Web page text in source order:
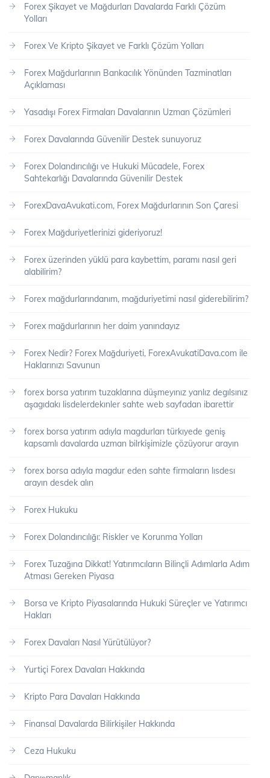
Forex Şikayet ve Mağdurları Davalarda Farklı Çözüm
Yolları
Forex Ve Kripto Şikayet ve Farklı Çözüm Yolları
Forex Mağdurlarının Bankacılık Yönünden Tazminatları
Açıklaması
Yasadışı Forex Firmaları Davalarının Uzman Çözümleri
Forex Davalarında Güvenilir Destek sunuyoruz
Forex Dolandırıcılığı ve Hukuki Mücadele, Forex
Sahtekarlığı Davalarında Güvenilir Destek
ForexDavaAvukati.com, Forex Mağdurlarının Son Çaresi
Forex Mağduriyetlerinizi gideriyoruz!
Forex üzerinden yüklü para kaybettim, paramı nasıl geri
alabilirim?
Forex mağdurlarındanım, mağduriyetimi nasıl giderebilirim?
Forex mağdurlarının her daim yanındayız
Forex Nedir? Forex Mağduriyeti, ForexAvukatiDava.com ile
Haklarınızı Savunun
forex borsa yatırım tuzaklarına düşmeyınız yanlız degılsınız
aşagıdakı lisdelerdekınler sahte web sayfadan ibarettir
forex borsa yatırım adıyla magdurları türkıyede geniş
kapsamlı davalarda uzman bilrkişimizle çözüyorur arayın
forex borsa adıyla magdur eden sahte firmaların lısdesı
arayın desdek alın
Forex Hukuku
Forex Dolandırıcılığı: Riskler ve Korunma Yolları
Forex Tuzağına Dikkat! Yatırımcıların Bilinçli Adımlarla Adım
Atması Gereken Piyasa
Borsa ve Kripto Piyasalarında Hukuki Süreçler ve Yatırımcı
Hakları
Forex Davaları Nasıl Yürütülüyor?
Yurtiçi Forex Davaları Hakkında
Kripto Para Davaları Hakkında
Finansal Davalarda Bilirkişiler Hakkında
Ceza Hukuku